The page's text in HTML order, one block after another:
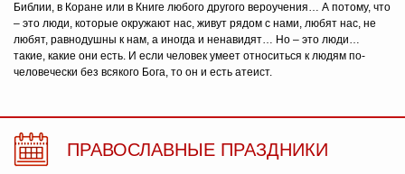
Библии, в Коране или в Книге любого другого вероучения… А потому, что
– это люди, которые окружают нас, живут рядом с нами, любят нас, не
любят, равнодушны к нам, а иногда и ненавидят… Но – это люди…
такие, какие они есть. И если человек умеет относиться к людям по-
человечески без всякого Бога, то он и есть атеист.
ПРАВОСЛАВНЫЕ ПРАЗДНИКИ